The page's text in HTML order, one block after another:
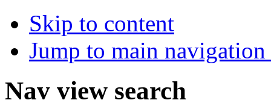
Skip to content
Jump to main
Nav view search